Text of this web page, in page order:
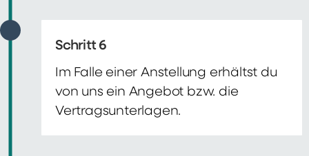
Schritt 6
Im Falle einer Anstellung erhältst du
von uns ein Angebot bzw. die
Vertragsunterlagen.